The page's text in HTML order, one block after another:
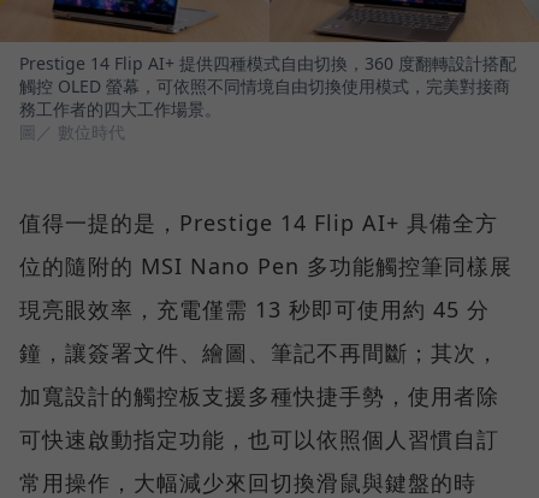
Prestige 14 Flip AI+ 提供四種模式自由切換，360 度翻轉設計搭配
觸控 OLED 螢幕，可依照不同情境自由切換使用模式，完美對接商
務工作者的四大工作場景。
圖／ 數位時代
值得一提的是，Prestige 14 Flip AI+ 具備全方
位的隨附的 MSI Nano Pen 多功能觸控筆同樣展
現亮眼效率，充電僅需 13 秒即可使用約 45 分
鐘，讓簽署文件、繪圖、筆記不再間斷；其次，
加寬設計的觸控板支援多種快捷手勢，使用者除
可快速啟動指定功能，也可以依照個人習慣自訂
常用操作，大幅減少來回切換滑鼠與鍵盤的時